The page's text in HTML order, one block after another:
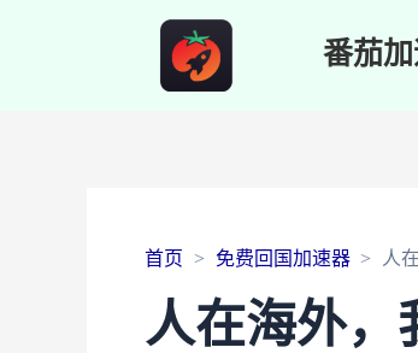
番茄
首页 免费回国加速器 人
人在海外，